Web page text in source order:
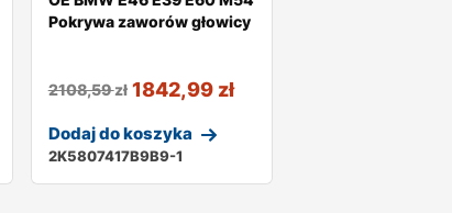
Pokrywa zaworów głowicy
2108,59zł 1842,99 zł
Dodaj do koszyka
2K5807417B9B9-1